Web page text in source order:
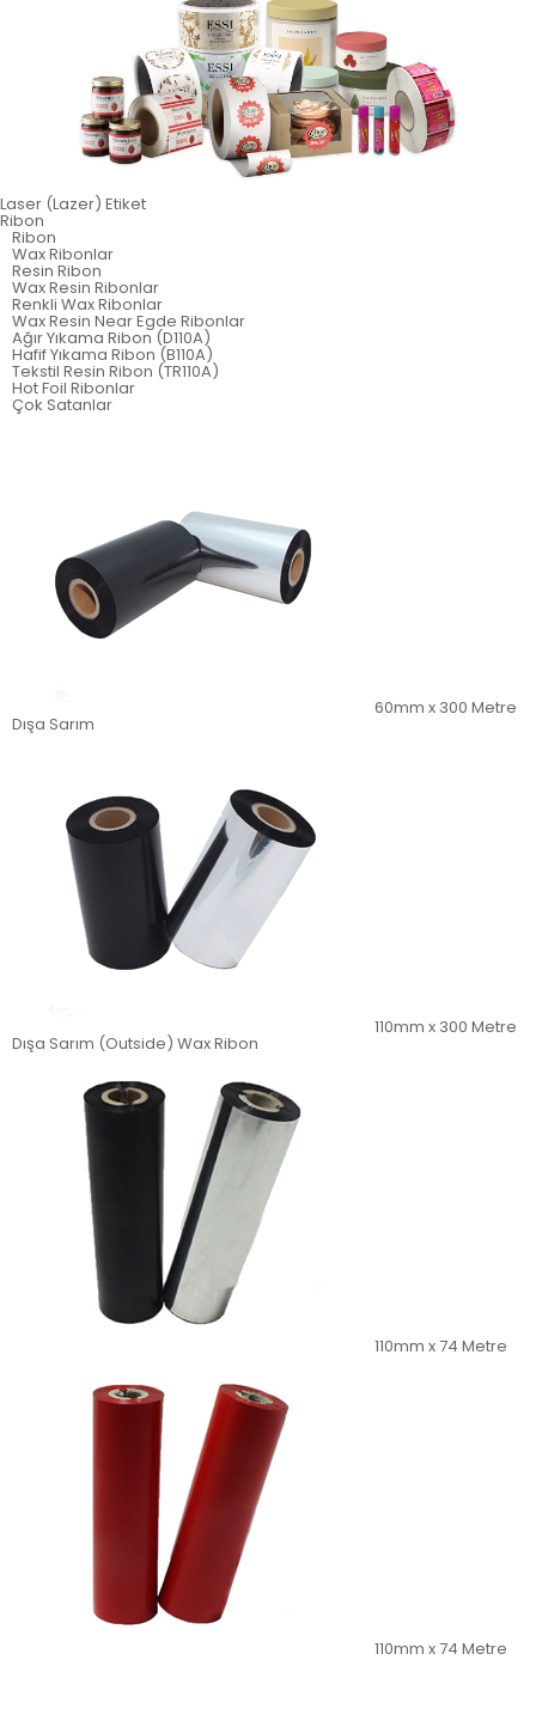
Laser (Lazer) Etiket
Ribon
Ribon
Wax Ribonlar
Resin Ribon
Wax Resin Ribonlar
Renkli Wax Ribonlar
Wax Resin Near Egde Ribonlar
Ağır Yıkama Ribon (D110A)
Hafif Yıkama Ribon (B110A)
Tekstil Resin Ribon (TR110A)
Hot Foil Ribonlar
Çok Satanlar
60mm x 300 Metre
Dışa Sarım
110mm x 300 Metre
Dışa Sarım (Outside) Wax Ribon
110mm x 74 Metre
110mm x 74 Metre